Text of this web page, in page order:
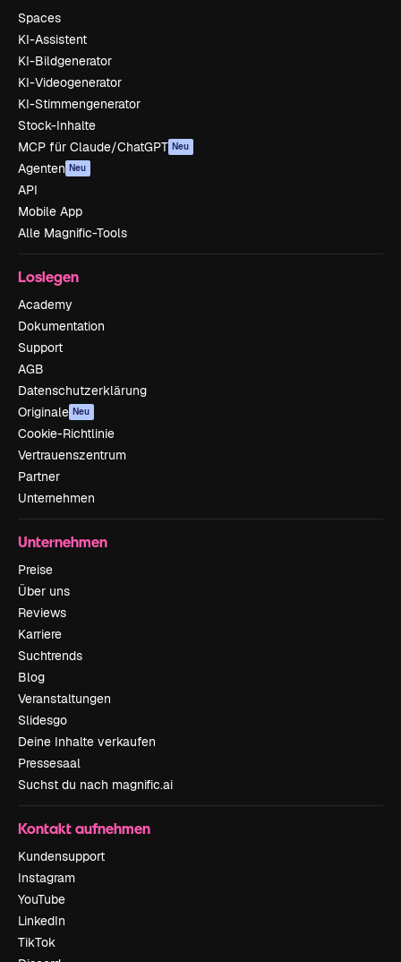
Spaces
KI-Assistent
KI-Bildgenerator
KI-Videogenerator
KI-Stimmengenerator
Stock-Inhalte
MCP für Claude/ChatGPT Neu
Agenten Neu
API
Mobile App
Alle Magnific-Tools
Loslegen
Academy
Dokumentation
Support
AGB
Datenschutzerklärung
Originale Neu
Cookie-Richtlinie
Vertrauenszentrum
Partner
Unternehmen
Unternehmen
Preise
Über uns
Reviews
Karriere
Suchtrends
Blog
Veranstaltungen
Slidesgo
Deine Inhalte verkaufen
Pressesaal
Suchst du nach magnific.ai
Kontakt aufnehmen
Kundensupport
Instagram
YouTube
LinkedIn
TikTok